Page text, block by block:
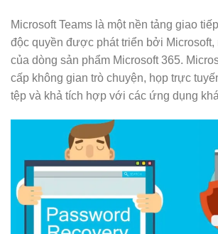
Microsoft Teams là một nền tảng giao
độc quyền được phát triển bởi Microsoft,
của dòng sản phẩm Microsoft 365.
cấp không gian trò chuyện, họp trực
tệp và khả tích hợp với các ứng dụng